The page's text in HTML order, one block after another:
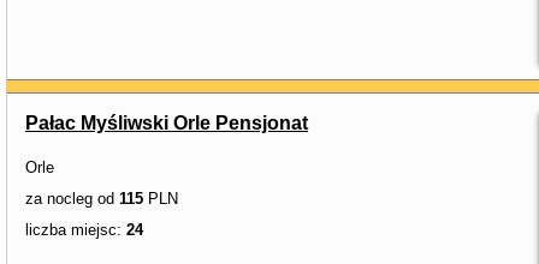
Pałac Myśliwski Orle Pensjonat
Orle
za nocleg od 115 PLN
liczba miejsc: 24